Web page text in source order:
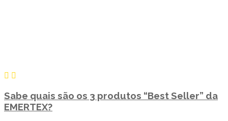
Sabe quais são os 3 produtos “Best Seller” da
EMERTEX?